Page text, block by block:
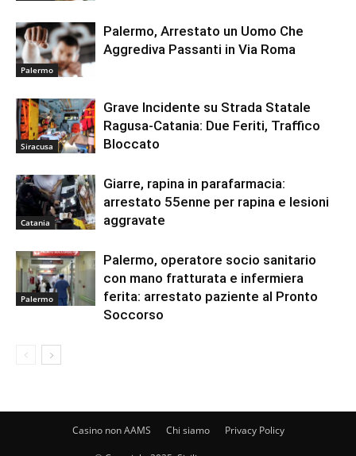
Palermo
Palermo, Arrestato un Uomo Che
Aggrediva Passanti in Via Roma
Siracusa
Grave Incidente su Strada Statale
Ragusa-Catania: Due Feriti, Traffico
Bloccato
Catania
Giarre, rapina in parafarmacia:
arrestato 55enne per rapina e lesioni
aggravate
Palermo
Palermo, operatore socio sanitario
con mano fratturata e infermiera
ferita: arrestato paziente al Pronto
Soccorso
Casino non AAMS Chi siamo Privacy Policy